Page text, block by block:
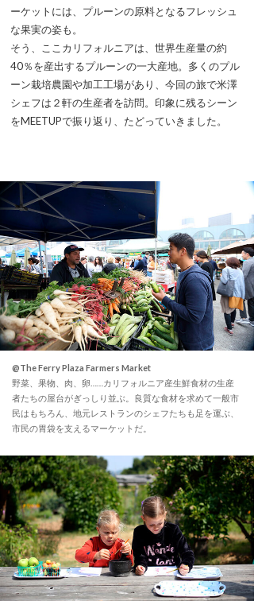
ーケットには、プルーンの原料となるフレッシュ
な果実の姿も。
そう、ここカリフォルニアは、世界生産量の約
40％を産出するプルーンの一大産地。多くのプル
ーン栽培農園や加工工場があり、今回の旅で米澤
シェフは２軒の生産者を訪問。印象に残るシーン
をMEETUPで振り返り、たどっていきました。
@The Ferry Plaza Farmers Market
野菜、果物、肉、卵……カリフォルニア産生鮮食材の生産
者たちの屋台がぎっしり並ぶ。良質な食材を求めて一般市
民はもちろん、地元レストランのシェフたちも足を運ぶ、
市民の胃袋を支えるマーケットだ。